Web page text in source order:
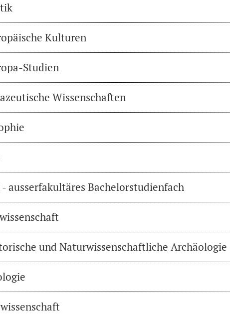
Kulturen
Studien
Wissenschaften
ausserfakultäres Bachelorstudienfach
und Naturwissenschaftliche Archäologie